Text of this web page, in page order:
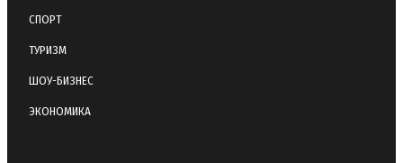
СПОРТ
ТУРИЗМ
ШОУ-БИЗНЕС
ЭКОНОМИКА